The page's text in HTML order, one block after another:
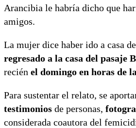
Arancibia le habría dicho que
amigos.
La mujer dice haber ido a casa
regresado a la casa del pasaje
recién el domingo en horas de
Para sustentar el relato, se
testimonios de personas,
considerada coautora del